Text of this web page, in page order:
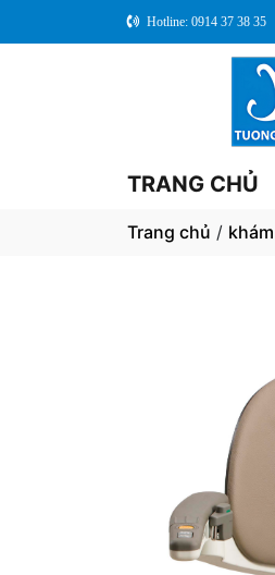
Hotline: 0914 37 38 35
TRANG CHỦ
Trang chủ /